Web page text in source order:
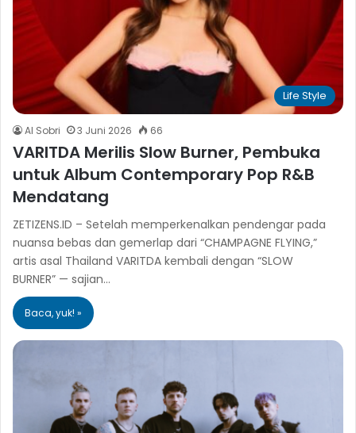
Life Style
Al Sobri 3 Juni 2026 66
VARITDA Merilis Slow Burner, Pembuka
untuk Album Contemporary Pop R&B
Mendatang
ZETIZENS.ID – Setelah memperkenalkan pendengar pada
nuansa bebas dan gemerlap dari “CHAMPAGNE FLYING,”
artis asal Thailand VARITDA kembali dengan “SLOW
BURNER” — sajian…
Baca, yuk! »